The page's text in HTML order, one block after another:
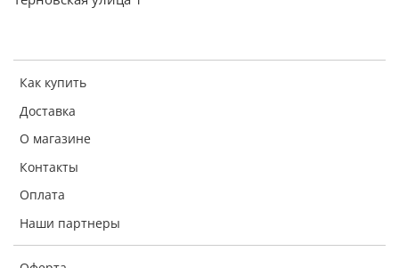
Как купить
Доставка
О магазине
Контакты
Оплата
Наши партнеры